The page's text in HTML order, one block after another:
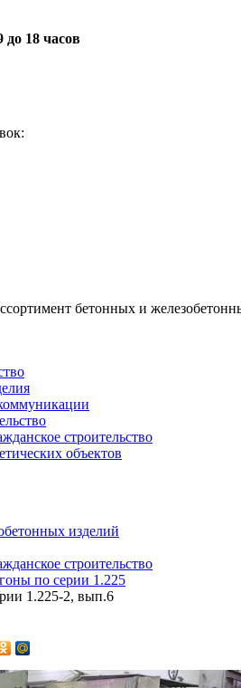
до 18 часов
бетонных и
строительство
объектов
изделий
строительство
по серии 1.225
1.225-2, вып.6